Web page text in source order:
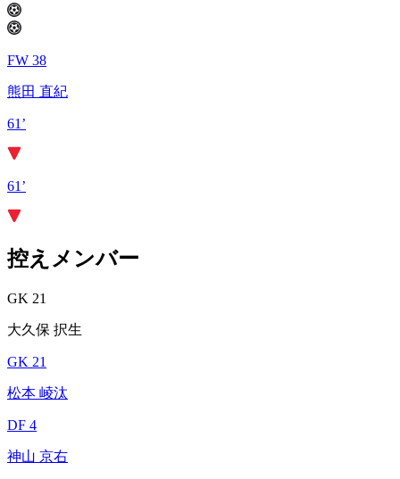
FW 38
熊田 直紀
61’
61’
控えメンバー
GK 21
大久保 択生
GK 21
松本 崚汰
DF 4
神山 京右